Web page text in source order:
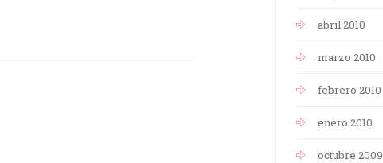
abril 2010
marzo 2010
febrero 2010
enero 2010
octubre 2009